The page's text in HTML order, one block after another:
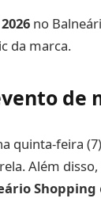
no
da marca.
de
quinta-feira
Além
Shopping